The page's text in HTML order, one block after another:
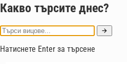
Какво търсите днес?
Натиснете Enter за търсене